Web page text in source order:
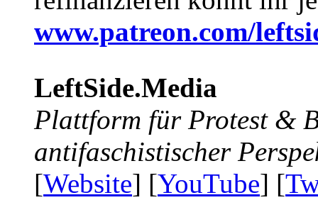
www.patreon.com/
LeftSide.Media
Plattform für Protest &
antifaschistischer
[Website] [YouTube] [